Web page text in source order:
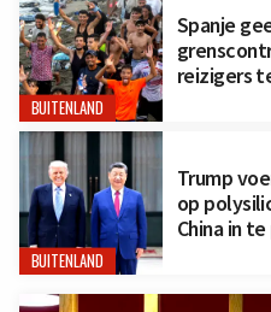
BUITENLAND
Spanje
reizigers
BUITENLAND
Trump
op
China in